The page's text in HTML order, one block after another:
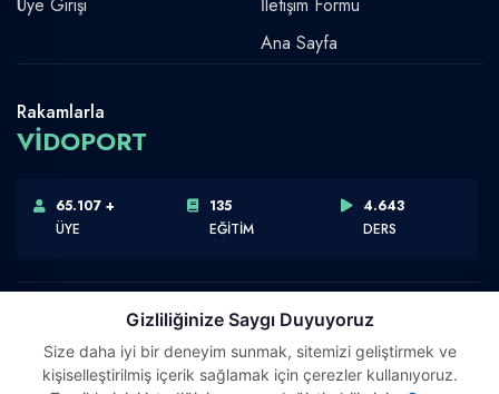
Üye Girişi
İletişim Formu
Ana Sayfa
Rakamlarla
VİDOPORT
65.107 +
ÜYE
135
EĞİTİM
4.643
DERS
Telif Hakkı © 2026 Vidoport, Inc.
Software,Design & Development:Webimonline
Gizliliğinize Saygı Duyuyoruz
Size daha iyi bir deneyim sunmak, sitemizi geliştirmek ve
kişiselleştirilmiş içerik sağlamak için çerezler kullanıyoruz.